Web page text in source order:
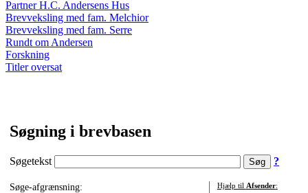
Partner H.C. Andersens Hus
Brevveksling med fam. Melchior
Brevveksling med fam. Serre
Rundt om Andersen
Forskning
Titler oversat
Søgning i brevbasen
Søgetekst ?
Søge-afgrænsning:
Hjælp til Afsender: